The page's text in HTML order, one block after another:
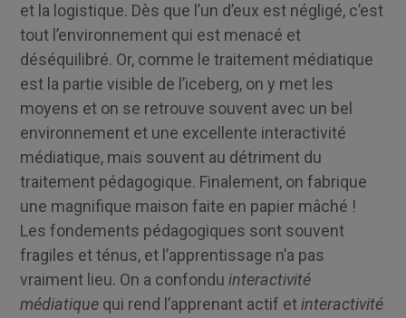
et la logistique. Dès que l’un d’eux est négligé, c’est
tout l’environnement qui est menacé et
déséquilibré. Or, comme le traitement médiatique
est la partie visible de l’iceberg, on y met les
moyens et on se retrouve souvent avec un bel
environnement et une excellente interactivité
médiatique, mais souvent au détriment du
traitement pédagogique. Finalement, on fabrique
une magnifique maison faite en papier mâché !
Les fondements pédagogiques sont souvent
fragiles et ténus, et l’apprentissage n’a pas
vraiment lieu. On a confonduinteractivité
médiatique qui rend l’apprenant actif etinteractivité